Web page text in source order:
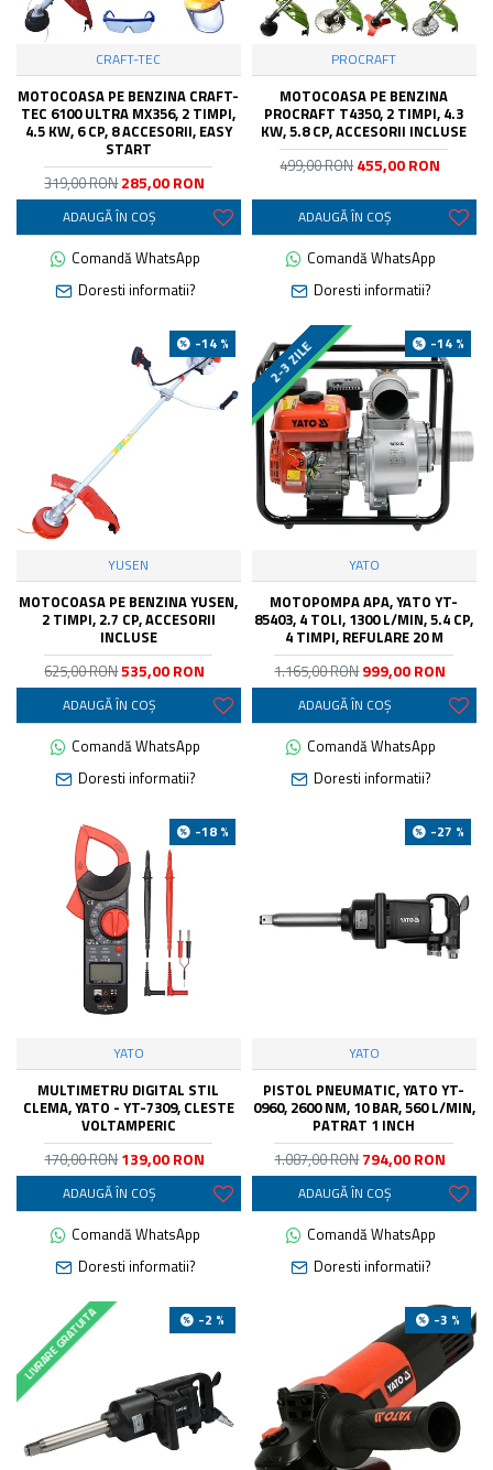
CRAFT-TEC
MOTOCOASA PE BENZINA CRAFT-
TEC 6100 ULTRA MX356, 2 TIMPI,
4.5 KW, 6 CP, 8 ACCESORII, EASY
START
319,00 RON285,00 RON
ADAUGĂ ÎN COŞ
Comandă WhatsApp
Doresti informatii?
PROCRAFT
MOTOCOASA PE BENZINA
PROCRAFT T4350, 2 TIMPI, 4.3
KW, 5.8 CP, ACCESORII INCLUSE
499,00 RON455,00 RON
ADAUGĂ ÎN COŞ
Comandă WhatsApp
Doresti informatii?
-14 %
YUSEN
MOTOCOASA PE BENZINA YUSEN,
2 TIMPI, 2.7 CP, ACCESORII
INCLUSE
625,00 RON535,00 RON
ADAUGĂ ÎN COŞ
Comandă WhatsApp
Doresti informatii?
LIVRARE GRATUITA -14 %
2-3 ZILE
YATO
MOTOPOMPA APA, YATO YT-
85403, 4 TOLI, 1300 L/MIN, 5.4 CP,
4 TIMPI, REFULARE 20 M
1.165,00 RON999,00 RON
ADAUGĂ ÎN COŞ
Comandă WhatsApp
Doresti informatii?
-18 %
YATO
MULTIMETRU DIGITAL STIL
CLEMA, YATO - YT-7309, CLESTE
VOLTAMPERIC
170,00 RON139,00 RON
ADAUGĂ ÎN COŞ
Comandă WhatsApp
Doresti informatii?
-27 %
YATO
PISTOL PNEUMATIC, YATO YT-
0960, 2600 NM, 10 BAR, 560 L/MIN,
PATRAT 1 INCH
1.087,00 RON794,00 RON
ADAUGĂ ÎN COŞ
Comandă WhatsApp
Doresti informatii?
LIVRARE GRATUITA -2 % -3 %